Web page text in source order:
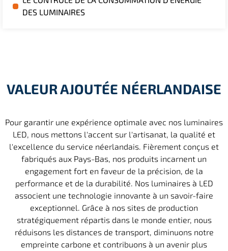
DES LUMINAIRES
VALEUR AJOUTÉE NÉERLANDAISE
Pour garantir une expérience optimale avec nos luminaires
LED, nous mettons l'accent sur l'artisanat, la qualité et
l'excellence du service néerlandais. Fièrement conçus et
fabriqués aux Pays-Bas, nos produits incarnent un
engagement fort en faveur de la précision, de la
performance et de la durabilité. Nos luminaires à LED
associent une technologie innovante à un savoir-faire
exceptionnel. Grâce à nos sites de production
stratégiquement répartis dans le monde entier, nous
réduisons les distances de transport, diminuons notre
empreinte carbone et contribuons à un avenir plus